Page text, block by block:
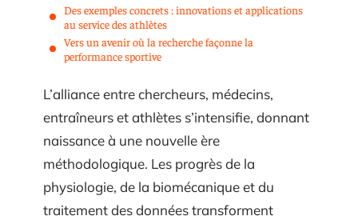
Des exemples concrets : innovations et applications
au service des athlètes
Vers un avenir où la recherche façonne la
performance sportive
L’alliance entre chercheurs, médecins,
entraîneurs et athlètes s’intensifie, donnant
naissance à une nouvelle ère
méthodologique. Les progrès de la
physiologie, de la biomécanique et du
traitement des données transforment